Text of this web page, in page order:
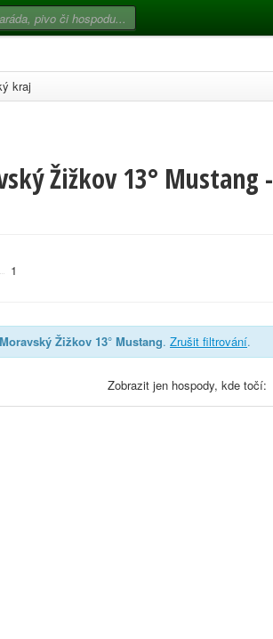
kraj
Žižkov 13° Mustang -
1
Moravský Žižkov 13° Mustang. Zrušit filtrování.
Zobrazit jen hospody, kde točí: